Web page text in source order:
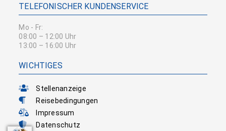
TELEFONISCHER KUNDENSERVICE
Mo - Fr:
08:00 – 12:00 Uhr
13:00 – 16:00 Uhr
WICHTIGES
Stellenanzeige
Reisebedingungen
Impressum
Datenschutz